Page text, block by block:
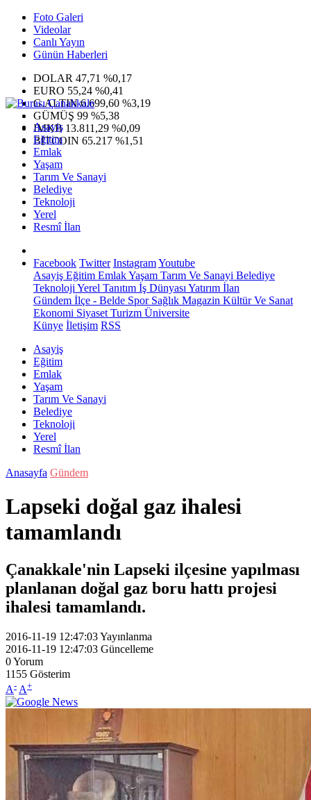
Foto Galeri
Videolar
Canlı Yayın
Günün Haberleri
DOLAR 47,71 %0,17
EURO 55,24 %0,41
G.ALTIN6.699,60 %3,19
GÜMÜŞ 99 %5,38
IMKB 13.811,29 %0,09
BITCOIN 65.217 %1,51
Asayiş
Eğitim
Emlak
Yaşam
Tarım Ve Sanayi
Belediye
Teknoloji
Yerel
Resmî İlan
Facebook Twitter InstagramYoutube
Asayiş Eğitim EmlakYaşam Tarım Ve Sanayi Belediye
Teknoloji Yerel Tanıtım İş Dünyası Yatırım İlan
Gündem İlçe - Belde SporSağlık Magazin Kültür Ve Sanat
Ekonomi Siyaset Turizm Üniversite
Künye İletişim RSS
Asayiş
Eğitim
Emlak
Yaşam
Tarım Ve Sanayi
Belediye
Teknoloji
Yerel
Resmî İlan
Anasayfa Gündem
Lapseki doğal gaz ihalesi
tamamlandı
Çanakkale'nin Lapseki ilçesine yapılması
planlanan doğal gaz boru hattı projesi
ihalesi tamamlandı.
2016-11-19 12:47:03Yayınlanma
2016-11-19 12:47:03 Güncelleme
0Yorum
1155 Gösterim
A- A+